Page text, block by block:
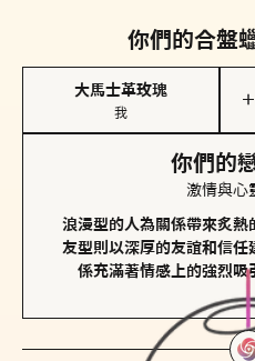
你們的合盤
大馬士革玫瑰
我
＋
你們的
激情與心
浪漫型的人為關係帶來炙熱
友型則以深厚的友誼和信任
係充滿著情感上的強烈吸